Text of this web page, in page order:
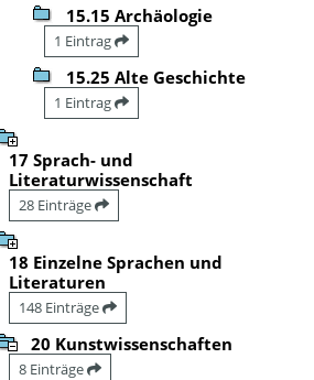
15.15 Archäologie
1 Eintrag
15.25 Alte Geschichte
1 Eintrag
17 Sprach- und
Literaturwissenschaft
28 Einträge
18 Einzelne Sprachen und
Literaturen
148 Einträge
20 Kunstwissenschaften
8 Einträge